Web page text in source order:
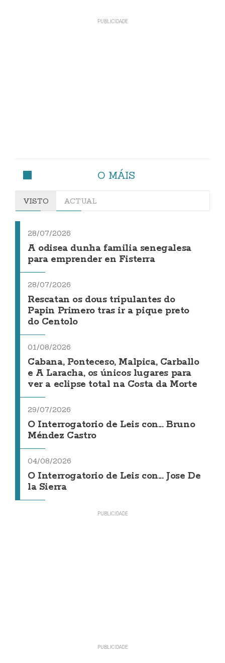
O MÁIS
VISTO ACTUAL
28/07/2026
A odisea dunha familia senegalesa
para emprender en Fisterra
28/07/2026
Rescatan os dous tripulantes do
Papin Primero tras ir a pique preto
do Centolo
01/08/2026
Cabana, Ponteceso, Malpica, Carballo
e A Laracha, os únicos lugares para
ver a eclipse total na Costa da Morte
29/07/2026
O Interrogatorio de Leis con... Bruno
Méndez Castro
04/08/2026
O Interrogatorio de Leis con... Jose De
la Sierra